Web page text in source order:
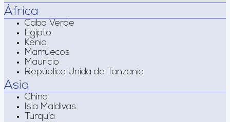
África
Cabo Verde
Egipto
Kenia
Marruecos
Mauricio
República Unida de Tanzania
Asia
China
Isla Maldivas
Turquía